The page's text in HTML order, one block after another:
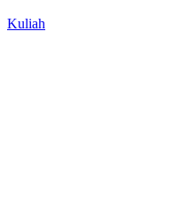
Kuliah